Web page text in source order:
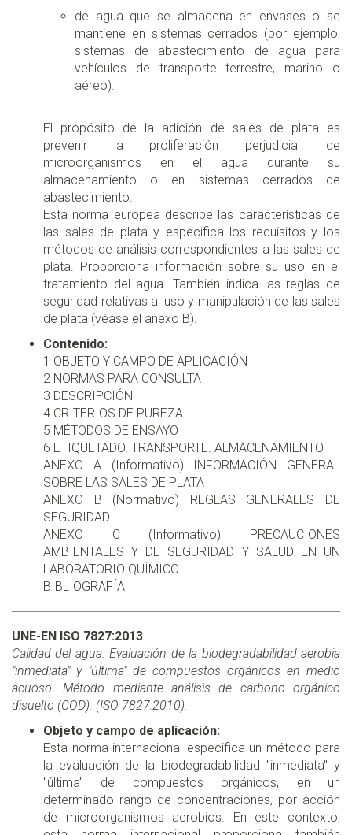
de agua que se almacena en envases o se
mantiene en sistemas cerrados (por ejemplo,
sistemas de abastecimiento de agua para
vehículos de transporte terrestre, marino o
aéreo).
El propósito de la adición de sales de plata es
prevenir la proliferación perjudicial de
microorganismos en el agua durante su
almacenamiento o en sistemas cerrados de
abastecimiento.
Esta norma europea describe las características de
las sales de plata y especifica los requisitos y los
métodos de análisis correspondientes a las sales de
plata. Proporciona información sobre su uso en el
tratamiento del agua. También indica las reglas de
seguridad relativas al uso y manipulación de las sales
de plata (véase el anexo B).
Contenido:
1 OBJETO Y CAMPO DE APLICACIÓN
2 NORMAS PARA CONSULTA
3 DESCRIPCIÓN
4 CRITERIOS DE PUREZA
5 MÉTODOS DE ENSAYO
6 ETIQUETADO. TRANSPORTE. ALMACENAMIENTO
ANEXO A (Informativo) INFORMACIÓN GENERAL
SOBRE LAS SALES DE PLATA
ANEXO B (Normativo) REGLAS GENERALES DE
SEGURIDAD
ANEXO C (Informativo) PRECAUCIONES
AMBIENTALES Y DE SEGURIDAD Y SALUD EN UN
LABORATORIO QUÍMICO
BIBLIOGRAFÍA
UNE-EN ISO 7827:2013
Calidad del agua. Evaluación de la biodegradabilidad aerobia
"inmediata" y "última" de compuestos orgánicos en medio
acuoso. Método mediante análisis de carbono orgánico
disuelto (COD). (ISO 7827:2010).
Objeto y campo de aplicación:
Esta norma internacional especifica un método para
la evaluación de la biodegradabilidad "inmediata" y
"última" de compuestos orgánicos, en un
determinado rango de concentraciones, por acción
de microorganismos aerobios. En este contexto,